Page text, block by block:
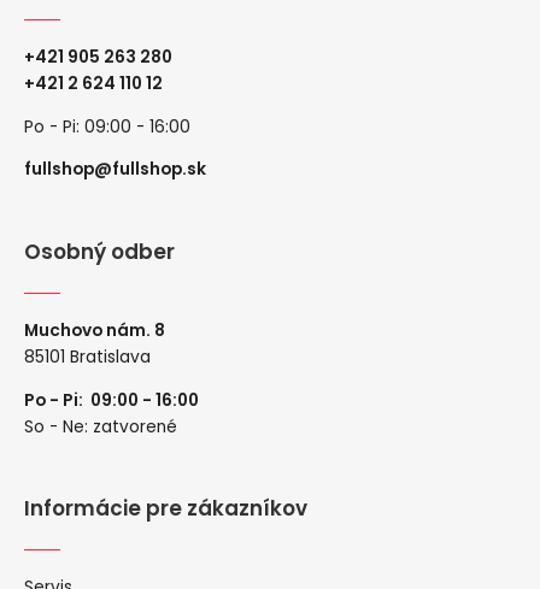
+421 905 263 280
+421 2 624 110 12
Po - Pi: 09:00 - 16:00
fullshop@fullshop.sk
Osobný odber
Muchovo nám. 8
85101 Bratislava
Po - Pi: 09:00 - 16:00
So - Ne: zatvorené
Informácie pre zákazníkov